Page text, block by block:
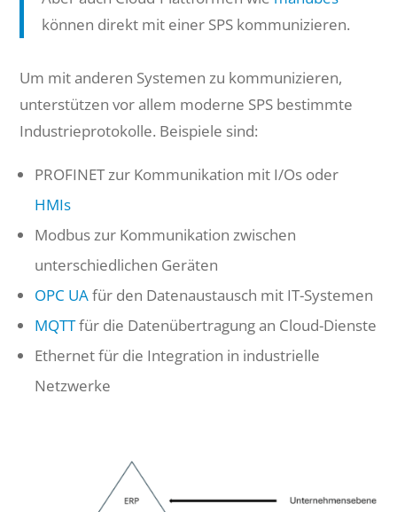
können direkt mit einer SPS kommunizieren.
Um mit anderen Systemen zu kommunizieren,
unterstützen vor allem moderne SPS bestimmte
Industrieprotokolle. Beispiele sind:
PROFINET zur Kommunikation mit I/Os oder
HMIs
Modbus zur Kommunikation zwischen
unterschiedlichen Geräten
OPC UAfür den Datenaustausch mit IT-Systemen
MQTTfür die Datenübertragung an Cloud-Dienste
Ethernet für die Integration in industrielle
Netzwerke